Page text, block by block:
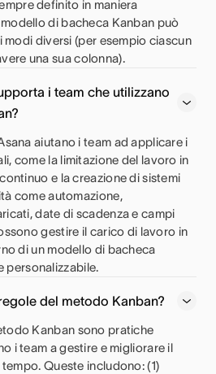
definito in maniera
di bacheca Kanban può
modi diversi (per esempio ciascun
una sua colonna).
i team che utilizzano
aiutano i team ad applicare i
come la limitazione del lavoro in
e la creazione di sistemi
come automazione,
date di scadenza e campi
gestire il carico di lavoro in
di un modello di bacheca
personalizzabile.
del metodo Kanban?
Kanban sono pratiche
i team a gestire e migliorare il
Queste includono: (1)